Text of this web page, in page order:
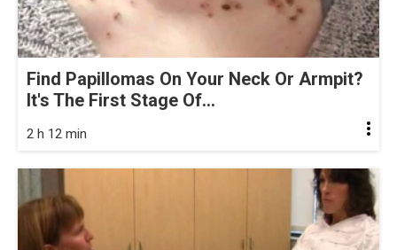
Find Papillomas On Your Neck Or Armpit?
It's The First Stage Of...
2 h 12 min